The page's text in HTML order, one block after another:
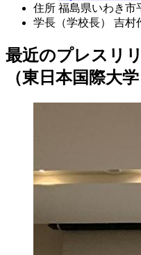
住所 福島県いわき市
学長（学校長）
吉村
最近のプレスリ
（東日本国際大学